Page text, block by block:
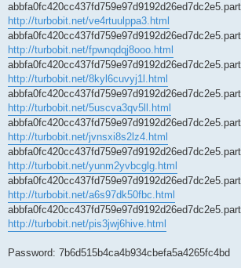
http://turbobit.net/ve4rtuulppa3.html
http://turbobit.net/fpwnqdqj8ooo.html
http://turbobit.net/8kyl6cuvyj1l.html
http://turbobit.net/5uscva3qv5ll.html
http://turbobit.net/jvnsxi8s2lz4.html
http://turbobit.net/yunm2yvbcglg.html
http://turbobit.net/a6s97dk50fbc.html
http://turbobit.net/pis3jwj6hive.html
Password: 7b6d515b4ca4b934cbefa5a4265fc4bd